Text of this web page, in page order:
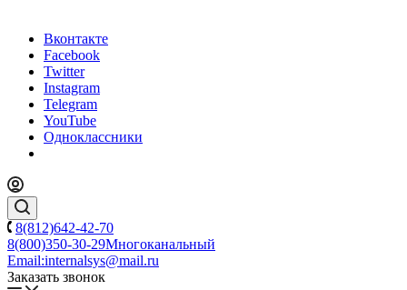
Вконтакте
Facebook
Twitter
Instagram
Telegram
YouTube
Одноклассники
8(812)642-42-70
8(800)350-30-29Многоканальный
Email:internalsys@mail.ru
Заказать звонок